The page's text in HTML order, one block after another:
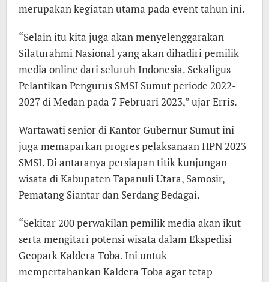
merupakan kegiatan utama pada event tahun ini.
“Selain itu kita juga akan menyelenggarakan
Silaturahmi Nasional yang akan dihadiri pemilik
media online dari seluruh Indonesia. Sekaligus
Pelantikan Pengurus SMSI Sumut periode 2022-
2027 di Medan pada 7 Februari 2023,” ujar Erris.
Wartawati senior di Kantor Gubernur Sumut ini
juga memaparkan progres pelaksanaan HPN 2023
SMSI. Di antaranya persiapan titik kunjungan
wisata di Kabupaten Tapanuli Utara, Samosir,
Pematang Siantar dan Serdang Bedagai.
“Sekitar 200 perwakilan pemilik media akan ikut
serta mengitari potensi wisata dalam Ekspedisi
Geopark Kaldera Toba. Ini untuk
mempertahankan Kaldera Toba agar tetap